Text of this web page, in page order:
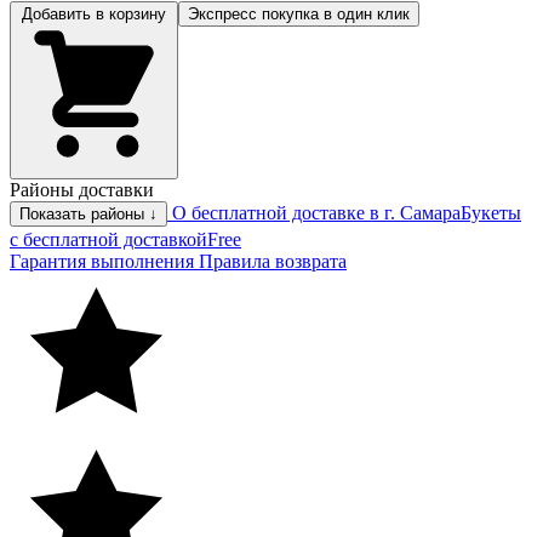
Экспресс покупка в один клик
Районы доставки
Показать районы ↓ О бесплатной доставке в г. СамараБукеты
с бесплатной доставкойFree
Гарантия выполнения Правила возврата